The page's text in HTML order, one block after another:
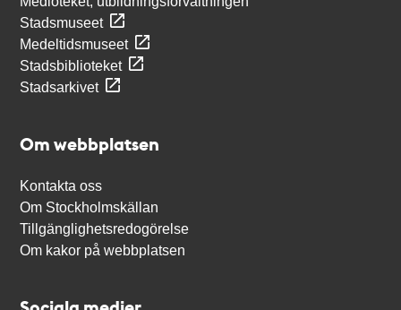
Stadsmuseet
Medeltidsmuseet
Stadsbiblioteket
Stadsarkivet
Om webbplatsen
Kontakta oss
Om Stockholmskällan
Tillgänglighetsredogörelse
Om kakor på webbplatsen